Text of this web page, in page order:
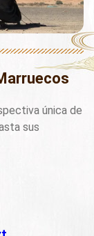
única de
sus